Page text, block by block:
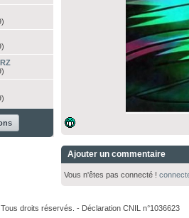
Ajouter un commentaire
Vous n'êtes pas connecté !
droits réservés. - Déclaration CNIL n°1036623